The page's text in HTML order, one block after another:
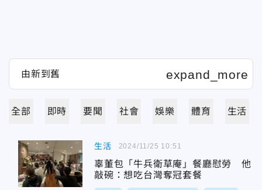
全部 即時 要聞 社會 娛樂 體育 生活
生活
辜董包「牛兵衛草庵」餐廳慰勞 他
敲碗：想吃台灣奪冠套餐
2024/11/25 10:51